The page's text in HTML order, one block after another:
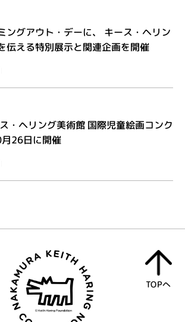
ングアウト・デーに、 キース・ヘリン
伝える特別展示と関連企画を開催
・ヘリング美術館 国際児童絵画コンク
26日に開催
TOPへ